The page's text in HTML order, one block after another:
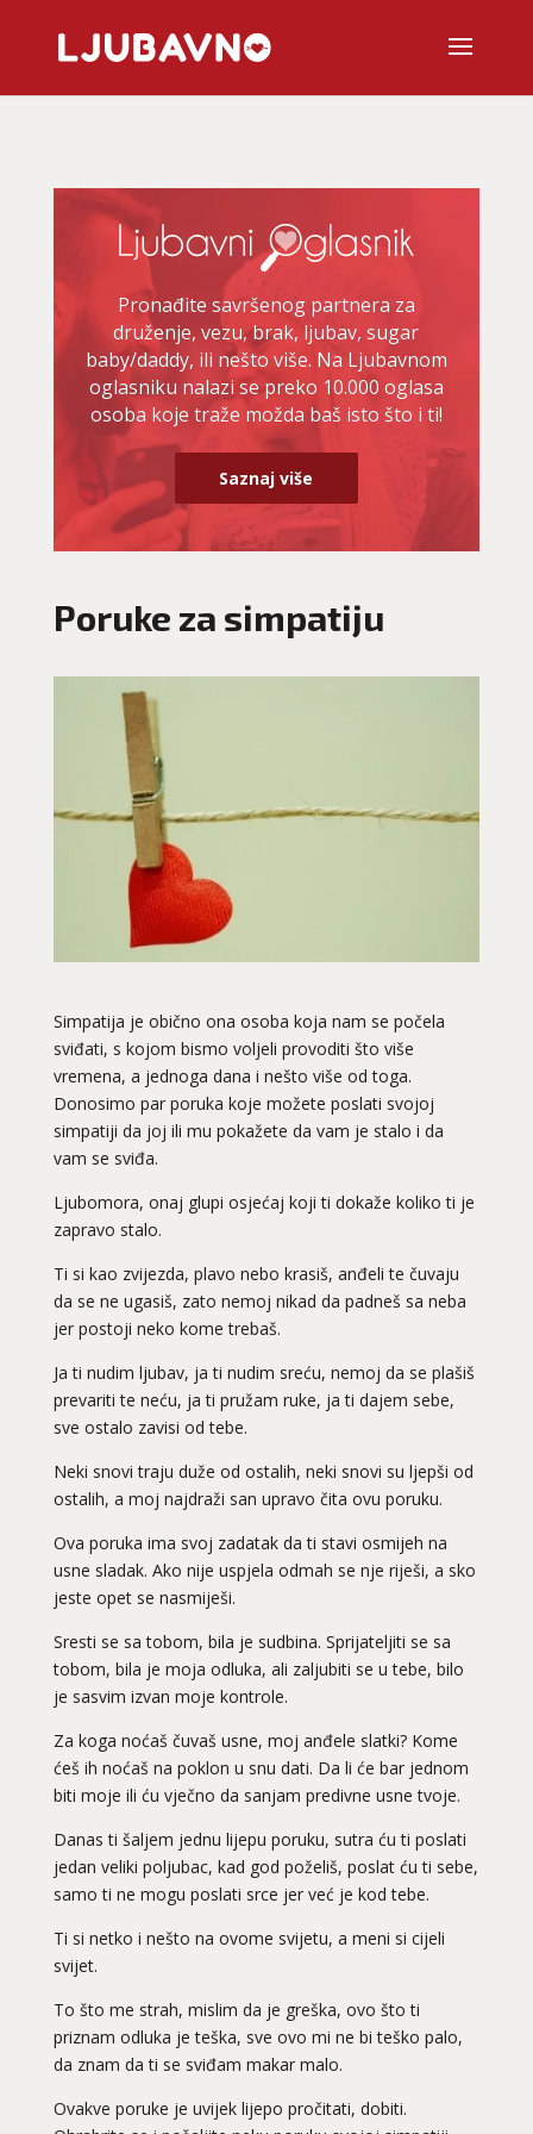
Pronađite savršenog partnera za
druženje, vezu, brak, ljubav, sugar
baby/daddy, ili nešto više. Na Ljubavnom
oglasniku nalazi se preko 10.000 oglasa
osoba koje traže možda baš isto što i ti!
Saznaj više
Poruke za simpatiju
Simpatija je obično ona osoba koja nam se počela
sviđati, s kojom bismo voljeli provoditi što više
vremena, a jednoga dana i nešto više od toga.
Donosimo par poruka koje možete poslati svojoj
simpatiji da joj ili mu pokažete da vam je stalo i da
vam se sviđa.
Ljubomora, onaj glupi osjećaj koji ti dokaže koliko ti je
zapravo stalo.
Ti si kao zvijezda, plavo nebo krasiš, anđeli te čuvaju
da se ne ugasiš, zato nemoj nikad da padneš sa neba
jer postoji neko kome trebaš.
Ja ti nudim ljubav, ja ti nudim sreću, nemoj da se plašiš
prevariti te neću, ja ti pružam ruke, ja ti dajem sebe,
sve ostalo zavisi od tebe.
Neki snovi traju duže od ostalih, neki snovi su ljepši od
ostalih, a moj najdraži san upravo čita ovu poruku.
Ova poruka ima svoj zadatak da ti stavi osmijeh na
usne sladak. Ako nije uspjela odmah se nje riješi, a sko
jeste opet se nasmiješi.
Sresti se sa tobom, bila je sudbina. Sprijateljiti se sa
tobom, bila je moja odluka, ali zaljubiti se u tebe, bilo
je sasvim izvan moje kontrole.
Za koga noćaš čuvaš usne, moj anđele slatki? Kome
ćeš ih noćaš na poklon u snu dati. Da li će bar jednom
biti moje ili ću vječno da sanjam predivne usne tvoje.
Danas ti šaljem jednu lijepu poruku, sutra ću ti poslati
jedan veliki poljubac, kad god poželiš, poslat ću ti sebe,
samo ti ne mogu poslati srce jer već je kod tebe.
Ti si netko i nešto na ovome svijetu, a meni si cijeli
svijet.
To što me strah, mislim da je greška, ovo što ti
priznam odluka je teška, sve ovo mi ne bi teško palo,
da znam da ti se sviđam makar malo.
Ovakve poruke je uvijek lijepo pročitati, dobiti.